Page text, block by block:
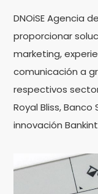
DNOiSE Agencia
proporcionar
marketing,
comunicación a
respectivos
Royal Bliss,
innovación